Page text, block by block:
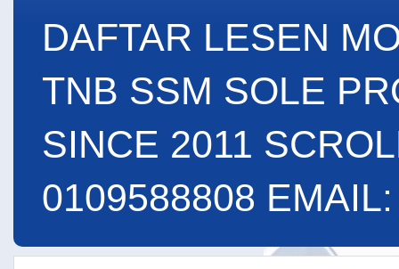
DAFTAR LESEN
TNB SSM SOLE
SINCE 2011
0109588808